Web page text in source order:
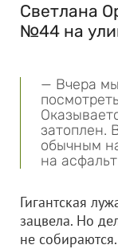
Светлана
№44 на
— Вчера
затоплен.
обычным
на
Гигантская
зацвела. Но
не собираются.